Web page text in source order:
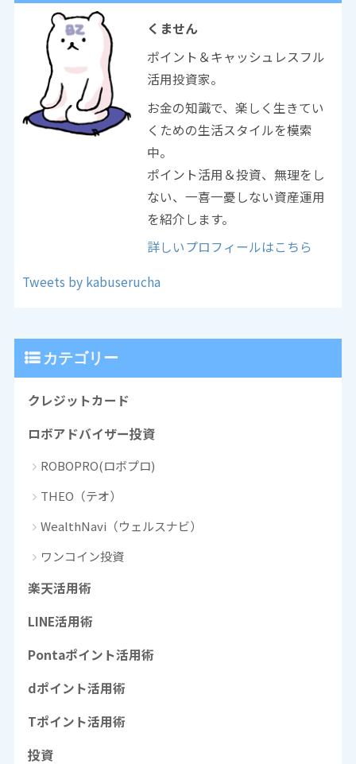
くません
ポイント＆キャッシュレスフル
活用投資家。
お金の知識で、楽しく生きてい
くための生活スタイルを模索
中。
ポイント活用＆投資、無理をし
ない、一喜一憂しない資産運用
を紹介します。
詳しいプロフィールはこちら
Tweets by kabuserucha
カテゴリー
クレジットカード
ロボアドバイザー投資
ROBOPRO(ロボプロ)
THEO（テオ）
WealthNavi（ウェルスナビ）
ワンコイン投資
楽天活用術
LINE活用術
Pontaポイント活用術
dポイント活用術
Tポイント活用術
投資